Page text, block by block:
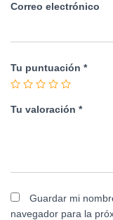
Correo electrónico
Tu puntuación *
Tu valoración *
Guardar mi
navegador para la